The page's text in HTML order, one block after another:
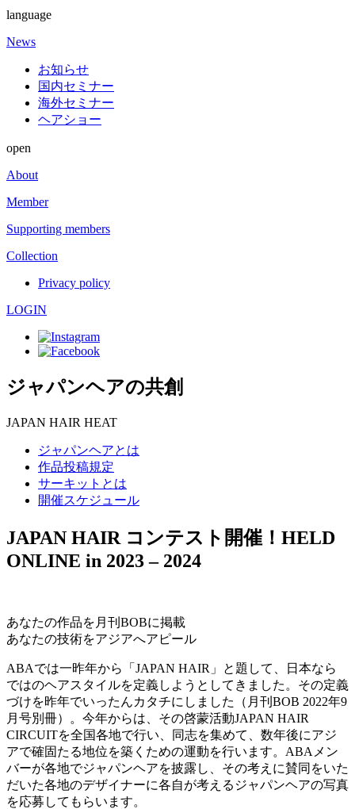
language
News
お知らせ
国内セミナー
海外セミナー
ヘアショー
open
About
Member
Supporting members
Collection
Privacy policy
LOGIN
ジャパンヘアの共創
JAPAN HAIR HEAT
ジャパンヘアとは
作品投稿規定
サーキットとは
開催スケジュール
JAPAN HAIR コンテスト開催！ HELD
ONLINE in 2023 – 2024
あなたの作品を月刊BOBに掲載
あなたの技術をアジアへアピール
ABAでは一昨年から「JAPAN HAIR」と題して、日本なら
ではのヘアスタイルを定義しようとしてきました。その定義
づけを昨年でいったんカタチにしました（月刊BOB 2022年9
月号別冊）。今年からは、その啓蒙活動JAPAN HAIR
CIRCUITを全国各地で行い、同志を集めて、数年後にアジ
アで確固たる地位を築くための運動を行います。ABAメン
バーが各地でジャパンヘアを披露し、その考えに賛同をいた
だいた各地のデザイナーに各自が考えるジャパンヘアの写真
を応募してもらいます。